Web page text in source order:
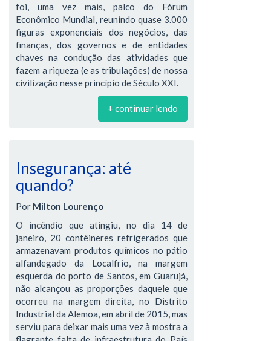
foi, uma vez mais, palco do Fórum
Econômico Mundial, reunindo quase 3.000
figuras exponenciais dos negócios, das
finanças, dos governos e de entidades
chaves na condução das atividades que
fazem a riqueza (e as tribulações) de nossa
civilização nesse princípio de Século XXI.
+ continuar lendo
Insegurança: até
quando?
Por Milton Lourenço
O incêndio que atingiu, no dia 14 de
janeiro, 20 contêineres refrigerados que
armazenavam produtos químicos no pátio
alfandegado da Localfrio, na margem
esquerda do porto de Santos, em Guarujá,
não alcançou as proporções daquele que
ocorreu na margem direita, no Distrito
Industrial da Alemoa, em abril de 2015, mas
serviu para deixar mais uma vez à mostra a